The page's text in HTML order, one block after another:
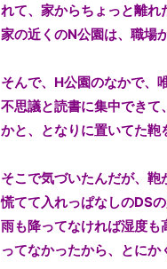
れて、家からちょっと離れ
家の近くのN公園は、職場
そんで、H公園のなかで、
不思議と読書に集中できて
かと、となりに置いてた鞄
そこで気づいたんだが、鞄
慌てて入れっぱなしのDS
雨も降ってなければ湿度
ってなかったから、とにか